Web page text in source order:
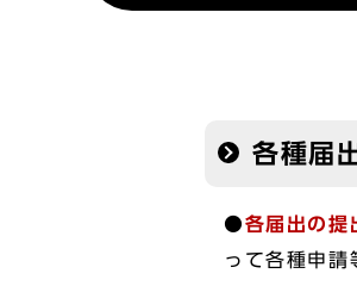
各種届
●各届出の提
って各種申請